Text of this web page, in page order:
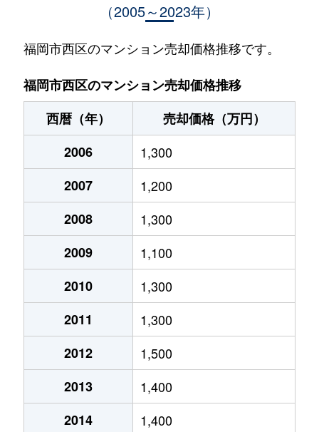
3,000万円 室見
愛宕浜
3,200万円 室見
愛宕浜
3,200万円 室見
愛宕浜
4,000万円 室見
愛宕浜
3,000万円
愛宕浜
880万円
愛宕浜
2,100万円
愛宕浜
2,300万円
愛宕南
3,200万円
愛宕南
1,100万円
愛宕南
3,200万円
大字飯氏
2,600万円
大字飯氏
1,900万円
（2005～2023年）
福岡市西区のマンション売却価格推移です。
福岡市西区のマンション売却価格推移
西暦（年）
売却価格（万円）
2006
1,300
2007
1,200
2008
1,300
2009
1,100
2010
1,300
2011
1,300
2012
1,500
2013
1,400
2014
1,400